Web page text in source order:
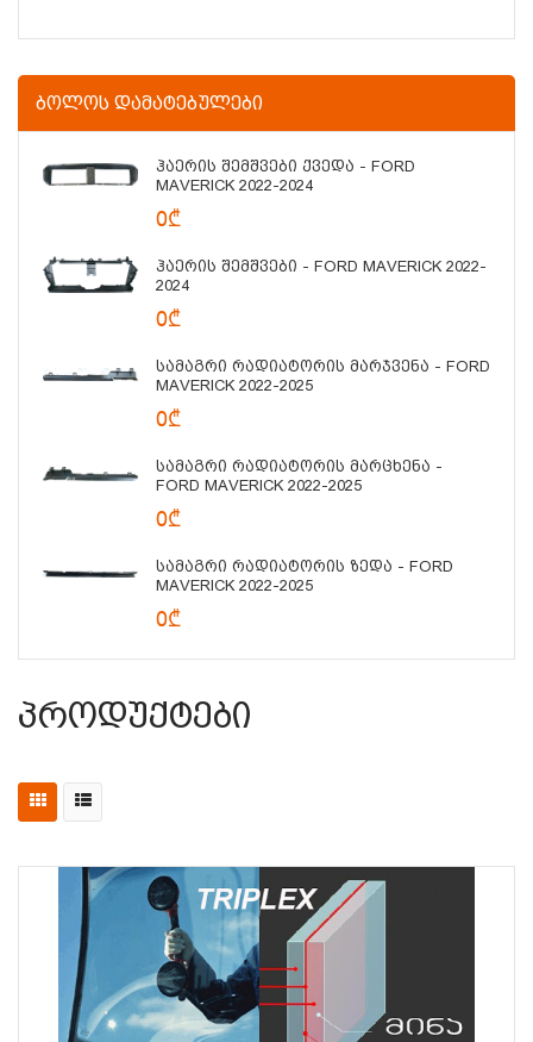
ᲑᲝᲚᲝᲡ ᲓᲐᲛᲐᲢᲔᲑᲣᲚᲔᲑᲘ
Ჰაერის Შემშვები Ქვედა - FORD
MAVERICK 2022-2024
0₾
Ჰაერის Შემშვები - FORD MAVERICK 2022-
2024
0₾
Სამაგრი Რადიატორის Მარჯვენა - FORD
MAVERICK 2022-2025
0₾
Სამაგრი Რადიატორის Მარცხენა -
FORD MAVERICK 2022-2025
0₾
Სამაგრი Რადიატორის Ზედა - FORD
MAVERICK 2022-2025
0₾
Პროდუქტები